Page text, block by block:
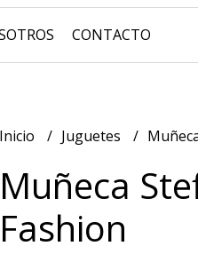
CONTACTO
Inicio Juguetes
Muñeca
Fashion